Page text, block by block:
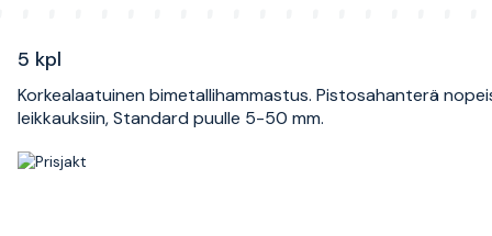
5 kpl
Korkealaatuinen bimetallihammastus. Pistosahanterä
leikkauksiin, Standard puulle 5-50 mm.